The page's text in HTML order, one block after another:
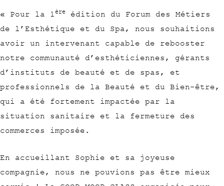
« Pour la 1ère
édition du Forum des Métiers
de l’Esthétique et du Spa, nous souhaitions
avoir un intervenant capable de rebooster
notre communauté d’esthéticiennes, gérants
d’instituts de beauté et de spas, et
professionnels de la Beauté et du Bien-être,
qui a été fortement impactée par la
situation sanitaire et la fermeture des
commerces imposée.
En accueillant Sophie et sa joyeuse
compagnie, nous ne pouvions pas être mieux